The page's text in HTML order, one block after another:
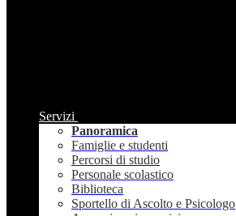
Servizi
Panoramica
Famiglie e studenti
Percorsi di studio
Personale scolastico
Biblioteca
Sportello di Ascolto e Psicologo